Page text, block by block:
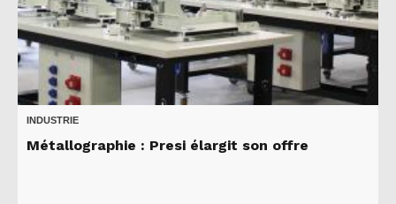
INDUSTRIE
Métallographie : Presi élargit son offre